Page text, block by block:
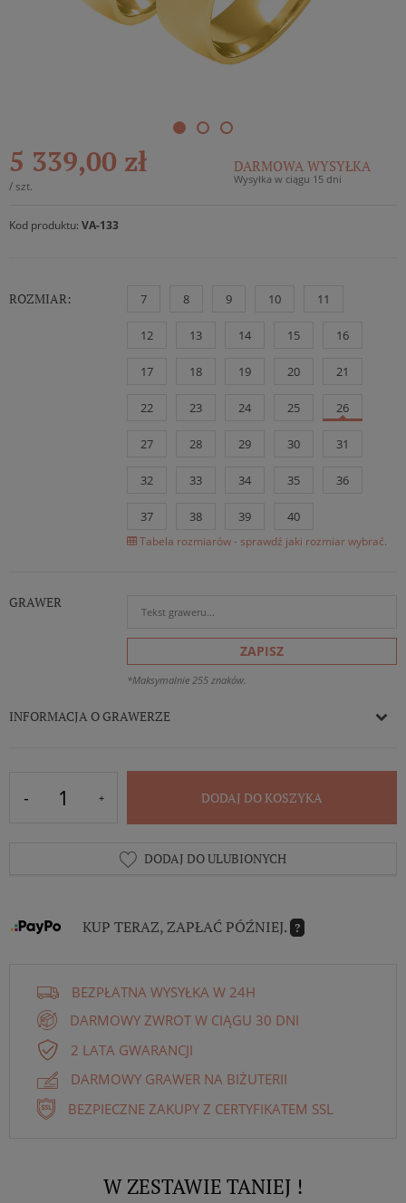
5 339,00 zł
/ szt.
DARMOWA WYSYŁKA
Wysyłka w ciągu 15 dni
Kod produktu: VA-133
ROZMIAR: 7 8 9 10 11
12 13 14 15 16
17 18 19 20 21
22 23 24 25 26
27 28 29 30 31
32 33 34 35 36
37 38 39 40
Tabela rozmiarów - sprawdź jaki rozmiar wybrać.
GRAWER
ZAPISZ
*Maksymalnie 255 znaków.
INFORMACJA O GRAWERZE
DODAJ DO KOSZYKA
DODAJ DO ULUBIONYCH
KUP TERAZ, ZAPŁAĆ PÓŹNIEJ. ?
BEZPŁATNA WYSYŁKA W 24H
DARMOWY ZWROT W CIĄGU 30 DNI
2 LATA GWARANCJI
DARMOWY GRAWER NA BIŻUTERII
BEZPIECZNE ZAKUPY Z CERTYFIKATEM SSL
W ZESTAWIE TANIEJ !